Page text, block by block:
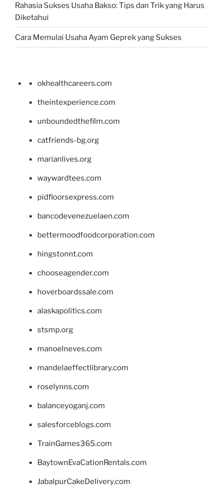
Rahasia Sukses Usaha Bakso: Tips dan Trik yang Harus
Diketahui
Cara Memulai Usaha Ayam Geprek yang Sukses
okhealthcareers.com
theintexperience.com
unboundedthefilm.com
catfriends-bg.org
marianlives.org
waywardtees.com
pidfloorsexpress.com
bancodevenezuelaen.com
bettermoodfoodcorporation.com
hingstonnt.com
chooseagender.com
hoverboardssale.com
alaskapolitics.com
stsmp.org
manoelneves.com
mandelaeffectlibrary.com
roselynns.com
balanceyoganj.com
salesforceblogs.com
TrainGames365.com
BaytownEvaCationRentals.com
JabalpurCakeDelivery.com